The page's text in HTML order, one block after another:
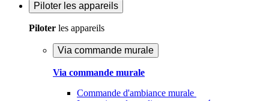
Piloter les appareils
Piloter les appareils
Via commande murale
Via commande murale
Commande d'ambiance murale